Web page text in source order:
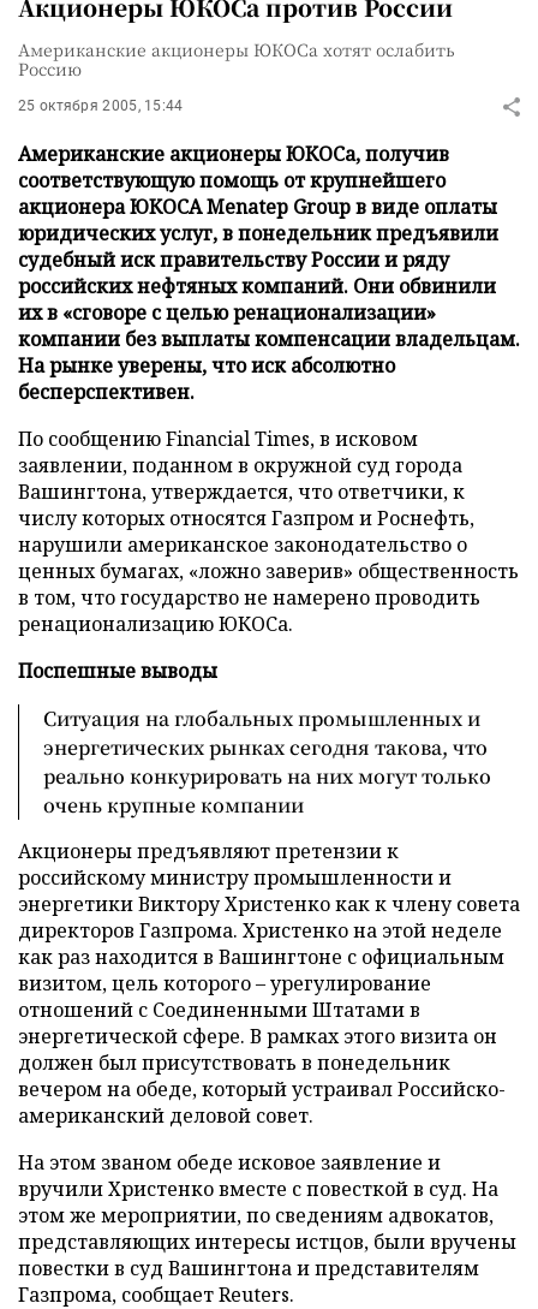
Акционеры ЮКОСа против России
Американские акционеры ЮКОСа хотят ослабить
Россию
25 октября 2005, 15:44
Американские акционеры ЮКОСа, получив
соответствующую помощь от крупнейшего
акционера ЮКОСА Menatep Group в виде оплаты
юридических услуг, в понедельник предъявили
судебный иск правительству России и ряду
российских нефтяных компаний. Они обвинили
их в «сговоре с целью ренационализации»
компании без выплаты компенсации владельцам.
На рынке уверены, что иск абсолютно
бесперспективен.
По сообщению Financial Times, в исковом
заявлении, поданном в окружной суд города
Вашингтона, утверждается, что ответчики, к
числу которых относятся Газпром и Роснефть,
нарушили американское законодательство о
ценных бумагах, «ложно заверив» общественность
в том, что государство не намерено проводить
ренационализацию ЮКОСа.
Поспешные выводы
Ситуация на глобальных промышленных и
энергетических рынках сегодня такова, что
реально конкурировать на них могут только
очень крупные компании
Акционеры предъявляют претензии к
российскому министру промышленности и
энергетики Виктору Христенко как к члену совета
директоров Газпрома. Христенко на этой неделе
как раз находится в Вашингтоне с официальным
визитом, цель которого – урегулирование
отношений с Соединенными Штатами в
энергетической сфере. В рамках этого визита он
должен был присутствовать в понедельник
вечером на обеде, который устраивал Российско-
американский деловой совет.
На этом званом обеде исковое заявление и
вручили Христенко вместе с повесткой в суд. На
этом же мероприятии, по сведениям адвокатов,
представляющих интересы истцов, были вручены
повестки в суд Вашингтона и представителям
Газпрома, сообщает Reuters.